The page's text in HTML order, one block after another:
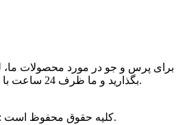
برای پرس و جو در مورد محصولات ما،
بگذارید و ما ظرف 24 ساعت با شما تماس خواهیم گرفت.
© Copyright - 2010-2022: کلیه حقوق محفوظ است.